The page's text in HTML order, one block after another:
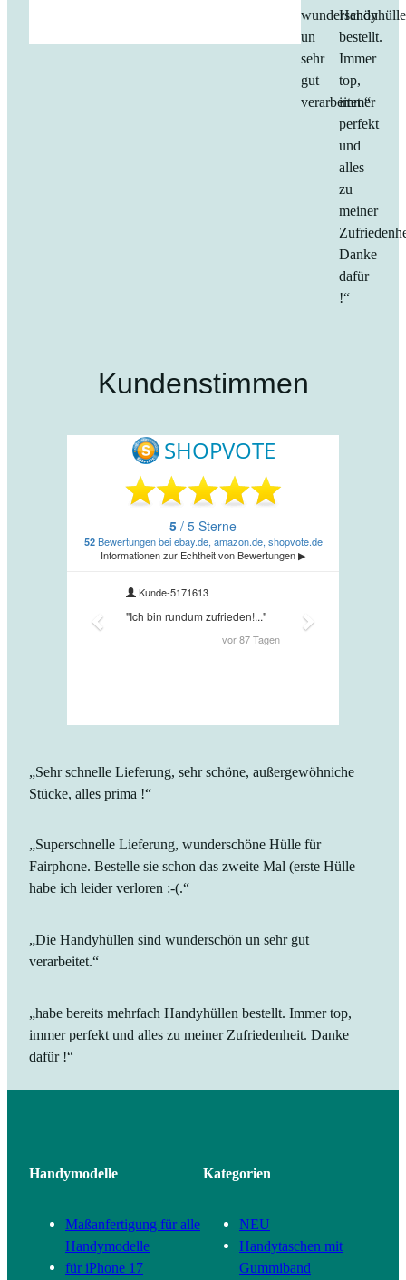
wunderschön
un
sehr
gut
verarbeitet.“
bestellt.
Immer
top,
immer
perfekt
und
alles
zu
meiner
Danke
dafür
!“
Kundenstimmen
„Sehr schnelle Lieferung, sehr schöne, außergewöhniche
Stücke, alles prima !“
„Superschnelle Lieferung, wunderschöne Hülle für
Fairphone. Bestelle sie schon das zweite Mal (erste Hülle
habe ich leider verloren :-(.“
„Die Handyhüllen sind wunderschön un sehr gut
verarbeitet.“
„habe bereits mehrfach Handyhüllen bestellt. Immer top,
immer perfekt und alles zu meiner Zufriedenheit. Danke
dafür !“
Handymodelle
Maßanfertigung für alle
Handymodelle
für iPhone 17
Kategorien
NEU
Handytaschen mit
Gummiband